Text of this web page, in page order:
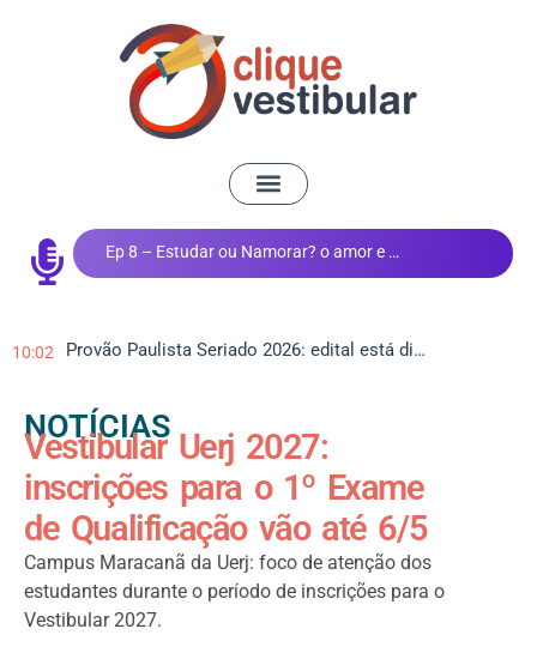
Ep 8 – Estudar ou Namorar? o amor e os estudos
10:02 Provão Paulista Seriado 2026: edital está disponível
NOTÍCIAS
Vestibular Uerj 2027:
inscrições para o 1º Exame
de Qualificação vão até 6/5
Campus Maracanã da Uerj: foco de atenção dos
estudantes durante o período de inscrições para o
Vestibular 2027.